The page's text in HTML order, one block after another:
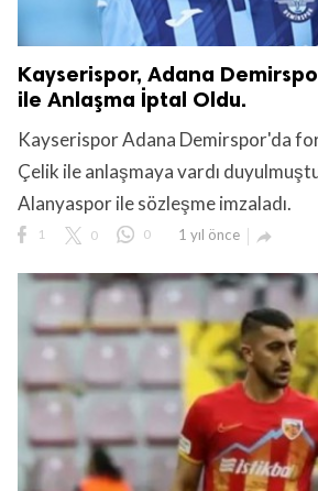
Kayserispor, Adana
ile Anlaşma İptal Oldu.
Kayserispor Adana Demirspor'da
Çelik ile anlaşmaya vardı
Alanyaspor ile sözleşme imzaladı.
1 0 0 1 yıl önce 